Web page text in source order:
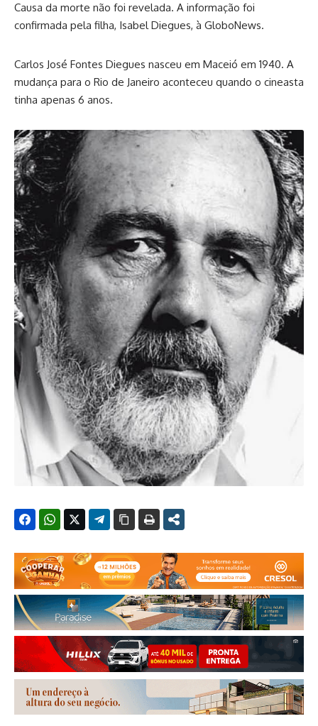
Causa da morte não foi revelada. A informação foi
confirmada pela filha, Isabel Diegues, à GloboNews.
Carlos José Fontes Diegues nasceu em Maceió em 1940. A
mudança para o Rio de Janeiro aconteceu quando o cineasta
tinha apenas 6 anos.